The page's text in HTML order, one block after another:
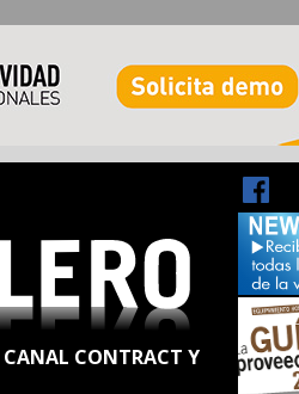
CANAL CONTRACT Y